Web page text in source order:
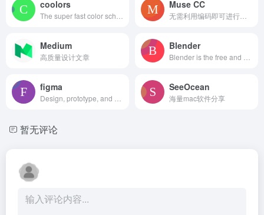
coolors Muse CC
Medium
高质量设计文章
Blender
figma SeeOcean
海量mac软件分享
暂无评论